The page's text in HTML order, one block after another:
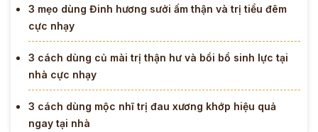
3 mẹo dùng Đinh hương sưởi ấm thận và trị tiểu đêm
cực nhạy
3 cách dùng củ mài trị thận hư và bồi bổ sinh lực tại
nhà cực nhạy
3 cách dùng mộc nhĩ trị đau xương khớp hiệu quả
ngay tại nhà